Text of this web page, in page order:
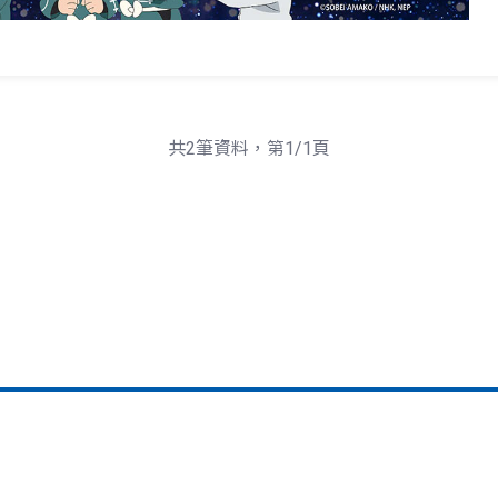
共2筆資料，第1/1頁